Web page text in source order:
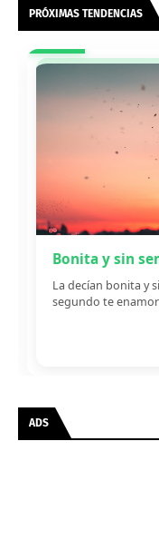
PRÓXIMAS TENDENCIAS
Bonita y sin
La decían bonita y
segundo te
ADS